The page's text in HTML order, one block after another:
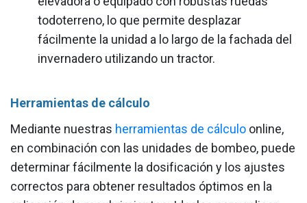
todoterreno, lo que permite desplazar
fácilmente la unidad a lo largo de la fachada del
invernadero utilizando un tractor.
Herramientas de cálculo
Mediante nuestras herramientas de cálculo online,
en combinación con las unidades de bombeo, puede
determinar fácilmente la dosificación y los ajustes
correctos para obtener resultados óptimos en la